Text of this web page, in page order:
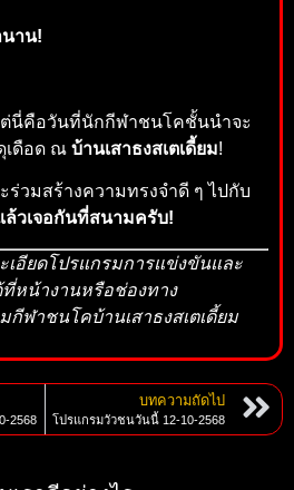
าน!
นี่คือวันที่นักกีฬาชนโคชั้นนำจะ
เดือด ณ บ้านเสาธงสเตเดี้ยม!
ร่วมสร้างความทรงจำดี ๆ ไปกับ
ล้วเจอกันที่สนามครับ!
เอียดโปรแกรมการแข่งขันและ
ที่หน้างานหรือช่องทาง
ฬาชนโคบ้านเสาธงสเตเดี้ยม
2568
บทความถัดไป
โปรแกรมวัวชนวันนี้ 12-10-2568